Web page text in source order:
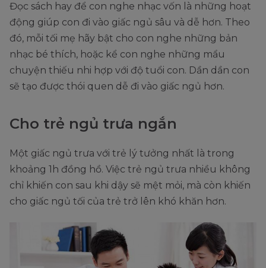
Đọc sách hay để con nghe nhạc vốn là những hoạt
động giúp con đi vào giấc ngủ sâu và dễ hơn. Theo
đó, mỗi tối mẹ hãy bật cho con nghe những bản
nhạc bé thích, hoặc kể con nghe những mẩu
chuyện thiếu nhi hợp với độ tuổi con. Dần dần con
sẽ tạo được thói quen dễ đi vào giấc ngủ hơn.
Cho trẻ ngủ trưa ngắn
Một giấc ngủ trưa với trẻ lý tưởng nhất là trong
khoảng 1h đồng hồ. Việc trẻ ngủ trưa nhiều không
chỉ khiến con sau khi dậy sẽ mệt mỏi, mà còn khiến
cho giấc ngủ tối của trẻ trở lên khó khăn hơn.